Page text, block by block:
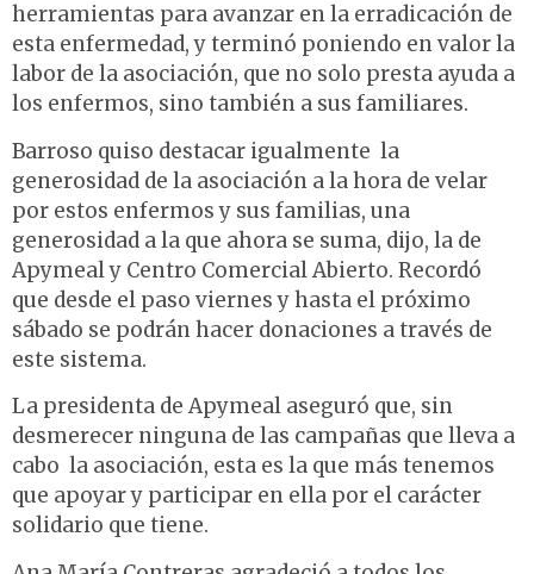
herramientas para avanzar en la erradicación de
esta enfermedad, y terminó poniendo en valor la
labor de la asociación, que no solo presta ayuda a
los enfermos, sino también a sus familiares.
Barroso quiso destacar igualmente la
generosidad de la asociación a la hora de velar
por estos enfermos y sus familias, una
generosidad a la que ahora se suma, dijo, la de
Apymeal y Centro Comercial Abierto. Recordó
que desde el paso viernes y hasta el próximo
sábado se podrán hacer donaciones a través de
este sistema.
La presidenta de Apymeal aseguró que, sin
desmerecer ninguna de las campañas que lleva a
cabo la asociación, esta es la que más tenemos
que apoyar y participar en ella por el carácter
solidario que tiene.